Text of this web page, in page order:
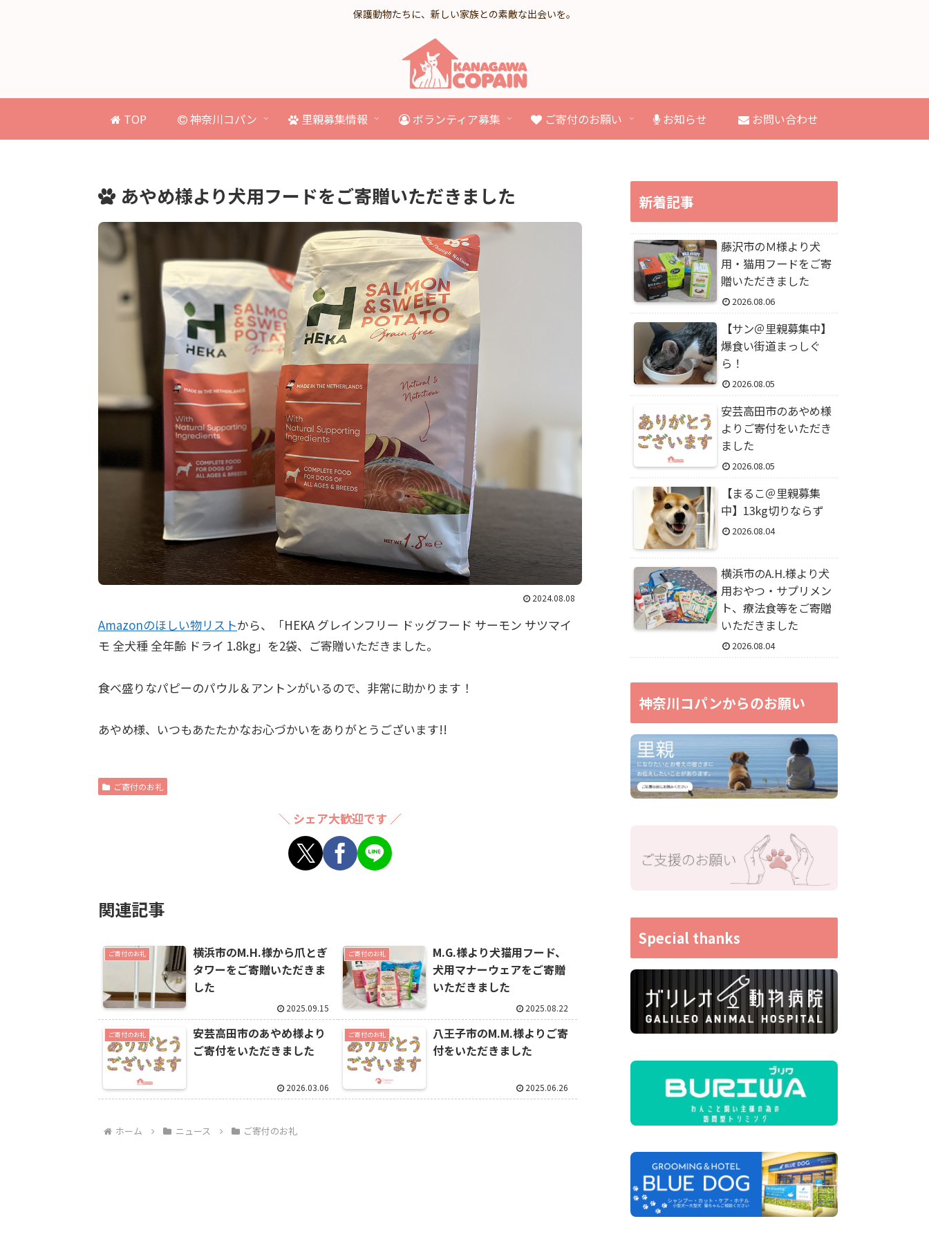
保護動物たちに、新しい家族との素敵な出会いを。
TOP 神奈川コパン 里親募集情報 ボランティア募集 ご寄付のお願い お知らせ お問い合わせ
あやめ様より犬用フードをご寄贈いただきました
2024.08.08
Amazonのほしい物リストから、「HEKA グレインフリー ドッグフード サーモン サツマイ
モ 全犬種 全年齢 ドライ 1.8kg」を2袋、ご寄贈いただきました。
食べ盛りなパピーのパウル＆アントンがいるので、非常に助かります！
あやめ様、いつもあたたかなお心づかいをありがとうございます!!
ご寄付のお礼
＼ シェア大歓迎です ／
関連記事
ご寄付のお礼
横浜市のM.H.様から爪とぎ
タワーをご寄贈いただきま
した
2025.09.15
ご寄付のお礼
M.G.様より犬猫用フード、
犬用マナーウェアをご寄贈
いただきました
2025.08.22
ご寄付のお礼
安芸高田市のあやめ様より
ご寄付をいただきました
2026.03.06
ご寄付のお礼
八王子市のM.M.様よりご寄
付をいただきました
2025.06.26
ホーム ニュース ご寄付のお礼
新着記事
藤沢市のＭ様より犬
用・猫用フードをご寄
贈いただきました
2026.08.06
【サン＠里親募集中】
爆食い街道まっしぐ
ら！
2026.08.05
安芸高田市のあやめ様
よりご寄付をいただき
ました
2026.08.05
【まるこ＠里親募集
中】13kg切りならず
2026.08.04
横浜市のA.H.様より犬
用おやつ・サプリメン
ト、療法食等をご寄贈
いただきました
2026.08.04
神奈川コパンからのお願い
Special thanks